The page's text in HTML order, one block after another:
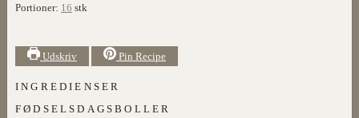
Portioner: 16 stk
Udskriv Pin Recipe
INGREDIENSER
FØDSELSDAGSBOLLER